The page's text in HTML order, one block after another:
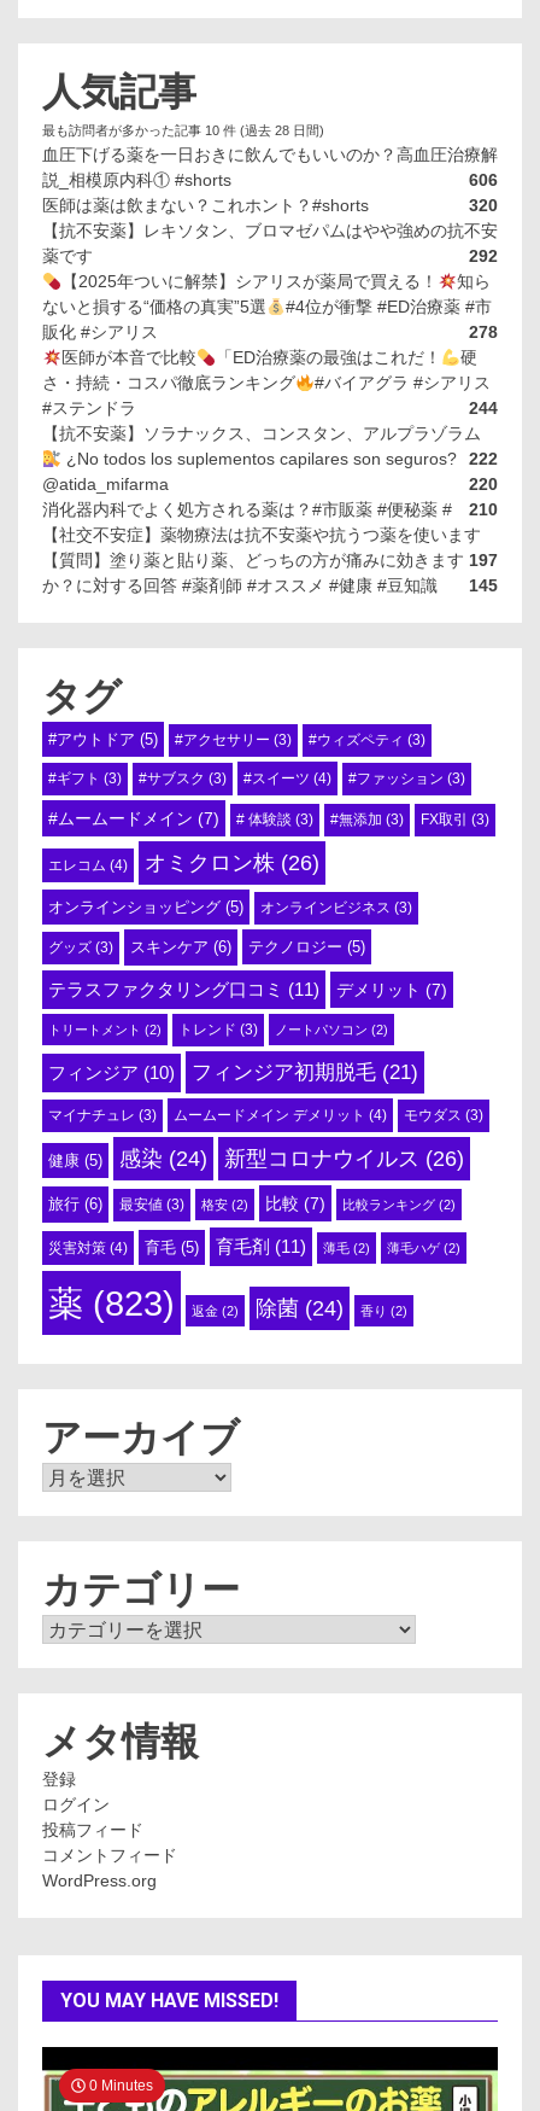
人気記事
最も訪問者が多かった記事 10 件 (過去 28 日間)
血圧下げる薬を一日おきに飲んでもいいのか？高血圧治療解
説_相模原内科① #shorts
606
医師は薬は飲まない？これホント？#shorts
320
【抗不安薬】レキソタン、ブロマゼパムはやや強めの抗不安
薬です
292
【2025年ついに解禁】シアリスが薬局で買える！
知ら
ないと損する“価格の真実”5選
#4位が衝撃 #ED治療薬 #市
販化 #シアリス
278
医師が本音で比較
「ED治療薬の最強はこれだ！
硬
さ・持続・コスパ徹底ランキング
#バイアグラ #シアリス
#ステンドラ
244
【抗不安薬】ソラナックス、コンスタン、アルプラゾラム
222
¿No todos los suplementos capilares son seguros?
@atida_mifarma
220
消化器内科でよく処方される薬は？#市販薬 #便秘薬 #
210
【社交不安症】薬物療法は抗不安薬や抗うつ薬を使います
197
【質問】塗り薬と貼り薬、どっちの方が痛みに効きます
か？に対する回答 #薬剤師 #オススメ #健康 #豆知識
145
タグ
#アウトドア (5) #アクセサリー (3) #ウィズペティ (3)
#ギフト (3) #サブスク (3) #スイーツ (4) #ファッション (3)
#ムームードメイン (7) # 体験談 (3) #無添加 (3) FX取引 (3)
エレコム (4) オミクロン株 (26)
オンラインショッピング (5) オンラインビジネス (3)
グッズ (3) スキンケア (6) テクノロジー (5)
テラスファクタリング口コミ (11) デメリット (7)
トリートメント (2) トレンド (3) ノートパソコン (2)
フィンジア (10) フィンジア初期脱毛 (21)
マイナチュレ (3) ムームードメイン デメリット (4) モウダス (3)
健康 (5) 感染 (24) 新型コロナウイルス (26)
旅行 (6) 最安値 (3) 格安 (2) 比較 (7) 比較ランキング (2)
災害対策 (4) 育毛 (5) 育毛剤 (11) 薄毛 (2) 薄毛ハゲ(2)
薬 (823) 返金 (2) 除菌 (24) 香り (2)
アーカイブ
ア
カテゴリー
カ
メタ情報
登録
ログイン
投稿フィード
コメントフィード
WordPress.org
YOU MAY HAVE MISSED!
0 Minutes